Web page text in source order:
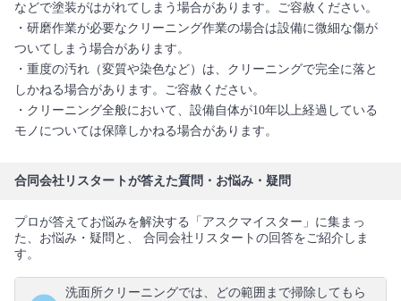
などで塗装がはがれてしまう場合があります。ご容赦ください。
・研磨作業が必要なクリーニング作業の場合は設備に微細な傷が
ついてしまう場合があります。
・重度の汚れ（変質や染色など）は、クリーニングで完全に落と
しかねる場合があります。ご容赦ください。
・クリーニング全般において、設備自体が10年以上経過している
モノについては保障しかねる場合があります。
合同会社リスタートが答えた質問・お悩み・疑問
プロが答えてお悩みを解決する「アスクマイスター」に集まっ
た、お悩み・疑問と、 合同会社リスタートの回答をご紹介しま
す。
洗面所クリーニングでは、どの範囲まで掃除してもら